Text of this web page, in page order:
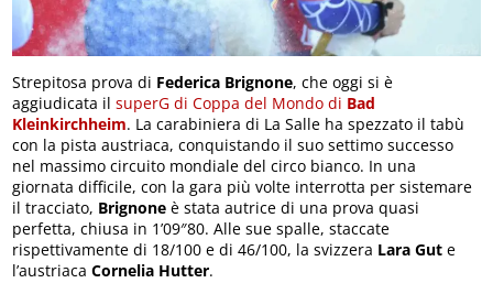
Strepitosa prova di Federica Brignone, che oggi si è
aggiudicata ilsuperG di Coppa del Mondo di Bad
Kleinkirchheim. La carabiniera di La Salle ha spezzato il tabù
con la pista austriaca, conquistando il suo settimo successo
nel massimo circuito mondiale del circo bianco. In una
giornata difficile, con la gara più volte interrotta per sistemare
il tracciato, Brignone è stata autrice di una prova quasi
perfetta, chiusa in 1’09″80. Alle sue spalle, staccate
rispettivamente di 18/100 e di 46/100, la svizzera Lara Gut e
l’austriacaCornelia Hutter.